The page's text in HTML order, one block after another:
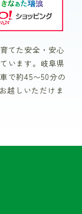
てた安全・安心
います。岐阜県
で約45〜50分の
越しいただけま